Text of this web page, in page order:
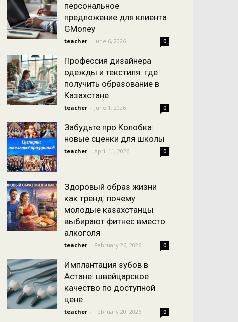
персональное
предложение для клиента
GMoney
teacher - June 6, 2026 0
Профессия дизайнера
одежды и текстиля: где
получить образование в
Казахстане
teacher - June 1, 2026 0
Забудьте про Колобка:
новые сценки для школы
teacher - April 11, 2026 0
Здоровый образ жизни
как тренд: почему
молодые казахстанцы
выбирают фитнес вместо
алкоголя
teacher - February 26, 2026 0
Имплантация зубов в
Астане: швейцарское
качество по доступной
цене
teacher - February 20, 2026 0